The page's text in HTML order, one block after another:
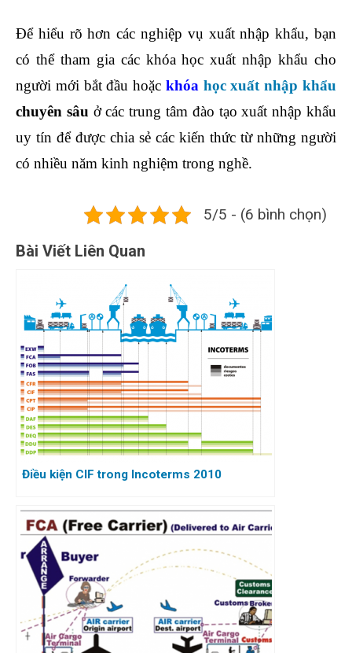
Để hiểu rõ hơn các nghiệp vụ xuất nhập khẩu, bạn
có thể tham gia các khóa học xuất nhập khẩu cho
người mới bắt đầu hoặc khóa học xuất nhập khẩu
chuyên sâu ở các trung tâm đào tạo xuất nhập khẩu
uy tín để được chia sẻ các kiến thức từ những người
có nhiều năm kinh nghiệm trong nghề.
5/5 - (6 bình chọn)
Bài Viết Liên Quan
Điều kiện CIF trong Incoterms 2010